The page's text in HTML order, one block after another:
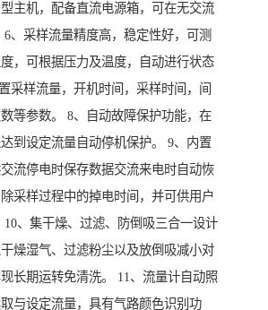
主机，配备直流电源箱，可在无交流
6、采样流量精度高，稳定性好，可测
，可根据压力及温度，自动进行状态
采样流量，开机时间，采样时间，间
等参数。 8、自动故障保护功能，在
到设定流量自动停机保护。 9、内置
流停电时保存数据交流来电时自动恢
采样过程中的掉电时间，并可供用户
、集干燥、过滤、防倒吸三合一设计
燥湿气、过滤粉尘以及放倒吸减小对
长期运转免清洗。 11、流量计自动照
与设定流量，具有气路颜色识别功